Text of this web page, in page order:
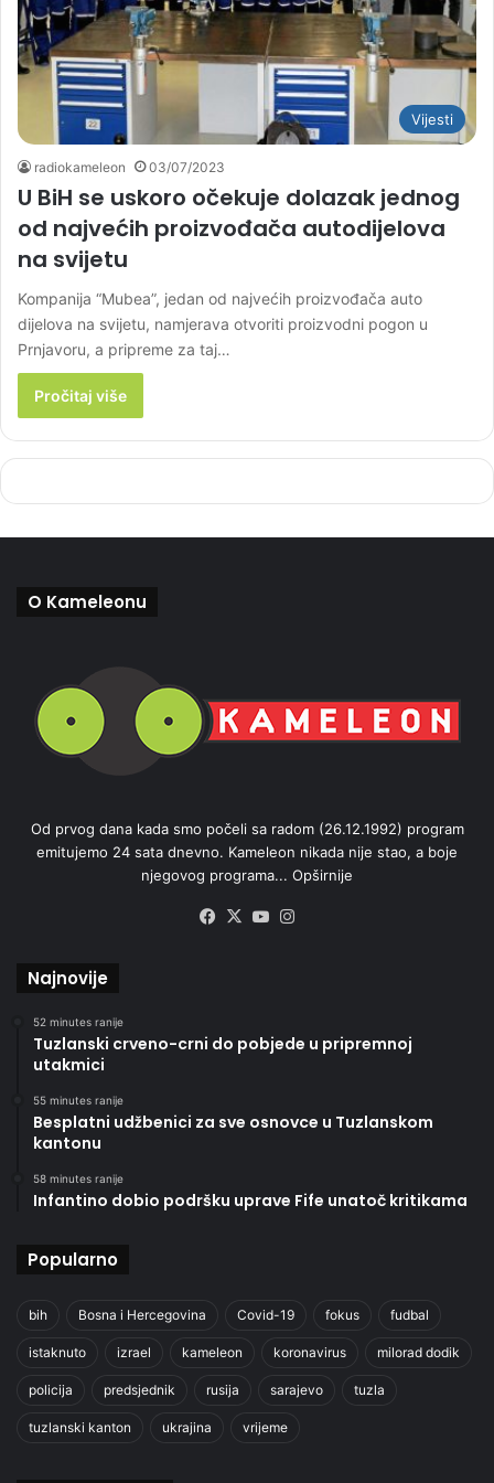
Vijesti
radiokameleon 03/07/2023
U BiH se uskoro očekuje dolazak jednog
od najvećih proizvođača autodijelova
na svijetu
Kompanija “Mubea”, jedan od najvećih proizvođača auto
dijelova na svijetu, namjerava otvoriti proizvodni pogon u
Prnjavoru, a pripreme za taj…
Pročitaj više
O Kameleonu
Od prvog dana kada smo počeli sa radom (26.12.1992) program
emitujemo 24 sata dnevno. Kameleon nikada nije stao, a boje
njegovog programa... Opširnije
Facebook
X YouTube
Najnovije
52 minutes ranije
Tuzlanski crveno-crni do pobjede u pripremnoj
utakmici
55 minutes ranije
Besplatni udžbenici za sve osnovce u Tuzlanskom
kantonu
58 minutes ranije
Infantino dobio podršku uprave Fife unatoč kritikama
Popularno
bih Bosna i Hercegovina Covid-19 fokus fudbal
istaknuto izrael kameleon koronavirus milorad dodik
policija predsjednik rusija sarajevo tuzla
tuzlanski kanton ukrajina vrijeme